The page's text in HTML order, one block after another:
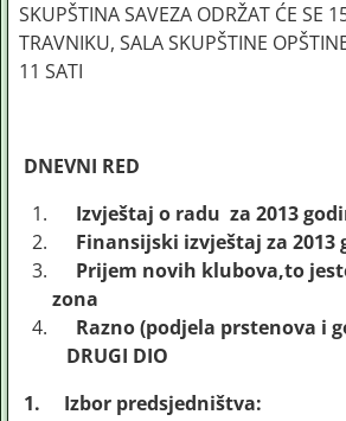
SKUPŠTINA SAVEZA ODRŽAT ĆE SE
TRAVNIKU, SALA SKUPŠTINE
11 SATI
DNEVNI RED
Izvještaj o radu za 2013
Finansijski izvještaj za 2013
Prijem novih klubova,to
zona
Razno (podjela prstenova i
DRUGI DIO
1.
Izbor predsjedništva: